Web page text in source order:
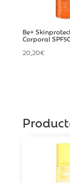
Be+
Corporal
20,20€